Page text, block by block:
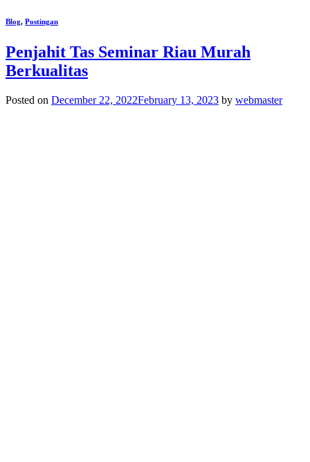
Blog, Postingan
Penjahit Tas Seminar Riau Murah
Berkualitas
Posted on December 22, 2022February 13, 2023 by webmaster